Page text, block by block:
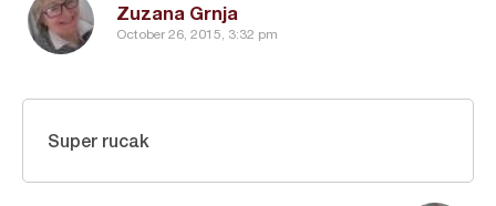
Zuzana Grnja
October 26, 2015, 3:32 pm
Super rucak